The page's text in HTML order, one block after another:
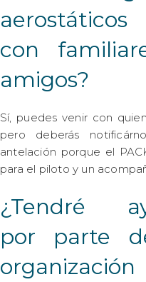
aerostáticos
con
amigos?
Sí, puedes venir con
pero deberás
antelación porque el
para el piloto y un
¿Tendré
por parte
organización